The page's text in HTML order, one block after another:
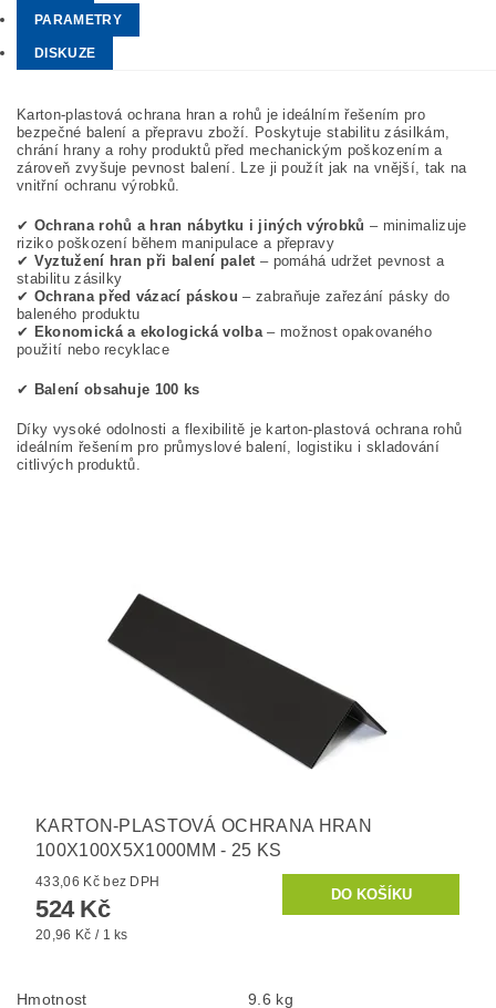
PARAMETRY
DISKUZE
Karton-plastová ochrana hran a rohů je ideálním řešením pro
bezpečné balení a přepravu zboží. Poskytuje stabilitu zásilkám,
chrání hrany a rohy produktů před mechanickým poškozením a
zároveň zvyšuje pevnost balení. Lze ji použít jak na vnější, tak na
vnitřní ochranu výrobků.
✔ Ochrana rohů a hran nábytku i jiných výrobků – minimalizuje
riziko poškození během manipulace a přepravy
✔ Vyztužení hran při balení palet– pomáhá udržet pevnost a
stabilitu zásilky
✔ Ochrana před vázací páskou – zabraňuje zařezání pásky do
baleného produktu
✔ Ekonomická a ekologická volba– možnost opakovaného
použití nebo recyklace
✔ Balení obsahuje 100 ks
Díky vysoké odolnosti a flexibilitě je karton-plastová ochrana rohů
ideálním řešením pro průmyslové balení, logistiku i skladování
citlivých produktů.
KARTON-PLASTOVÁ OCHRANA HRAN
100X100X5X1000MM - 25 KS
433,06 Kč bez DPH
524 Kč
20,96 Kč / 1 ks
Hmotnost 9.6 kg